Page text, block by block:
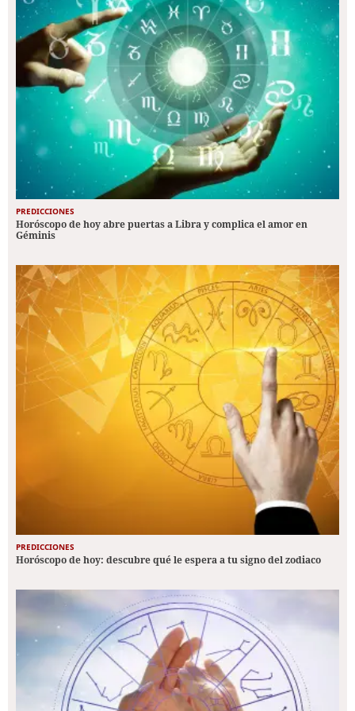
PREDICCIONES
Horóscopo de hoy abre puertas a Libra y complica el amor en
Géminis
PREDICCIONES
Horóscopo de hoy: descubre qué le espera a tu signo del zodiaco